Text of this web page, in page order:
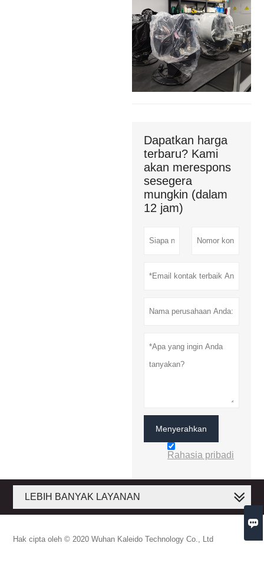

Dapatkan harga
terbaru? Kami
akan merespons
sesegera
mungkin (dalam
12 jam)
Menyerahkan
Rahasia pribadi
LEBIH BANYAK LAYANAN
Hak cipta oleh © 2020 Wuhan Kaleido Technology Co., Ltd